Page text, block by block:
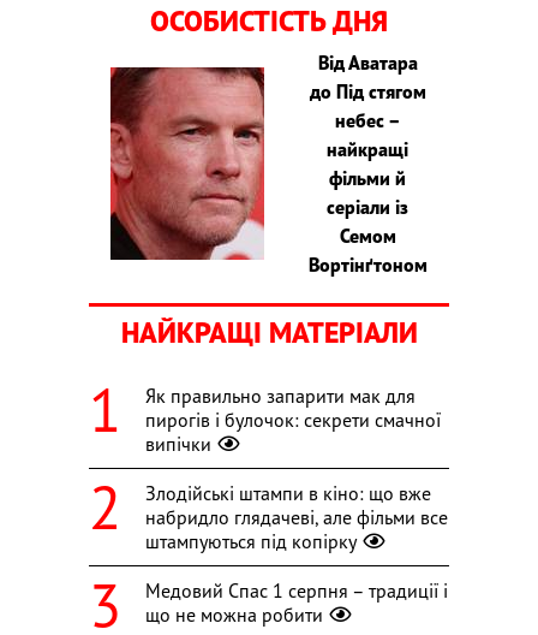
ОСОБИСТІСТЬ ДНЯ
Від Аватара
до Під стягом
небес –
найкращі
фільми й
серіали із
Семом
Вортінґтоном
НАЙКРАЩІ МАТЕРІАЛИ
Як правильно запарити мак для
пирогів і булочок: секрети смачної
випічки
Злодійські штампи в кіно: що вже
набридло глядачеві, але фільми все
штампуються під копірку
Медовий Спас 1 серпня – традиції і
що не можна робити